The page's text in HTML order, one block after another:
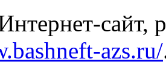
сайт,
azs.ru/